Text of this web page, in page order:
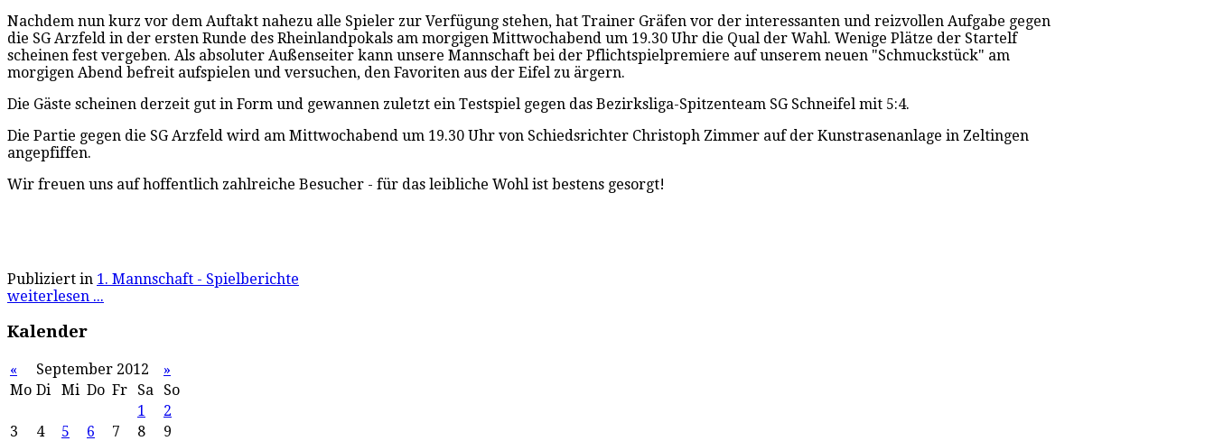
Nachdem nun kurz vor dem Auftakt nahezu alle Spieler zur Verfügung stehen, hat Trainer Gräfen vor der interessanten und reizvollen Aufgabe gegen
die SG Arzfeld in der ersten Runde des Rheinlandpokals am morgigen Mittwochabend um 19.30 Uhr die Qual der Wahl. Wenige Plätze der Startelf
scheinen fest vergeben. Als absoluter Außenseiter kann unsere Mannschaft bei der Pflichtspielpremiere auf unserem neuen "Schmuckstück" am
morgigen Abend befreit aufspielen und versuchen, den Favoriten aus der Eifel zu ärgern.
Die Gäste scheinen derzeit gut in Form und gewannen zuletzt ein Testspiel gegen das Bezirksliga-Spitzenteam SG Schneifel mit 5:4.
Die Partie gegen die SG Arzfeld wird am Mittwochabend um 19.30 Uhr von Schiedsrichter Christoph Zimmer auf der Kunstrasenanlage in Zeltingen
angepfiffen.
Wir freuen uns auf hoffentlich zahlreiche Besucher - für das leibliche Wohl ist bestens gesorgt!
Publiziert in 1. Mannschaft - Spielberichte
weiterlesen ...
Kalender
« September 2012
»
Mo Di Mi Do Fr Sa
So
1
2
3
4 5 6 7 8
9